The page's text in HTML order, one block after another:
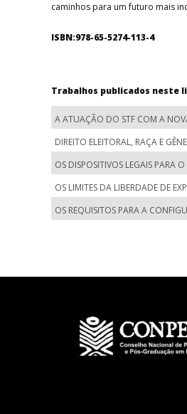
caminhos para um futuro mais
ISBN:978-65-5274-113-4
Trabalhos publicados neste
A ATUAÇÃO DO STF COM A
DIREITO ELEITORAL, RAÇA E
OS DISPOSITIVOS LEGAIS PARA
OS LIMITES DA LIBERDADE DE
OS REQUISITOS PARA A